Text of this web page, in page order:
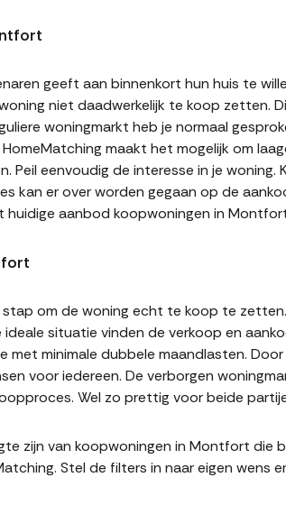
geeft aan binnenkort hun huis te
niet daadwerkelijk te koop zetten.
woningmarkt heb je normaal
maakt het mogelijk om
Peil eenvoudig de interesse in je
kan er over worden gegaan op de
huidige aanbod koopwoningen in
om de woning echt te koop te
situatie vinden de verkoop en
met minimale dubbele maandlasten.
voor iedereen. De verborgen
Wel zo prettig voor beide
zijn van koopwoningen in Montfort die
Stel de filters in naar eigen wens